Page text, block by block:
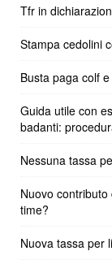
Tfr in
Stampa cedolini
Busta paga colf
Guida utile con
badanti:
Nessuna tassa
Nuovo
time?
Nuova tassa per